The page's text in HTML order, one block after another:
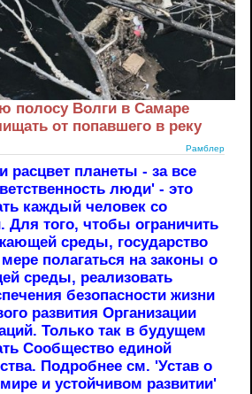
полосу Волги в Самаре
от попавшего в реку
Рамблер
расцвет планеты - за все
люди' - это
каждый человек со
Для того, чтобы ограничить
среды, государство
полагаться на законы о
среды, реализовать
безопасности жизни
развития Организации
Только так в будущем
Сообщество единой
Подробнее см. 'Устав о
и устойчивом развитии'